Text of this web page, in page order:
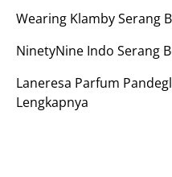
Wearing Klamby Serang
NinetyNine Indo Serang
Laneresa Parfum
Lengkapnya